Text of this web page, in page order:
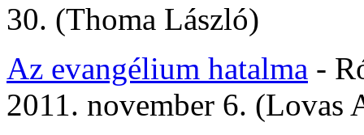
30. (Thoma László)
Az evangélium hatalma -
2011. november 6. (Lovas